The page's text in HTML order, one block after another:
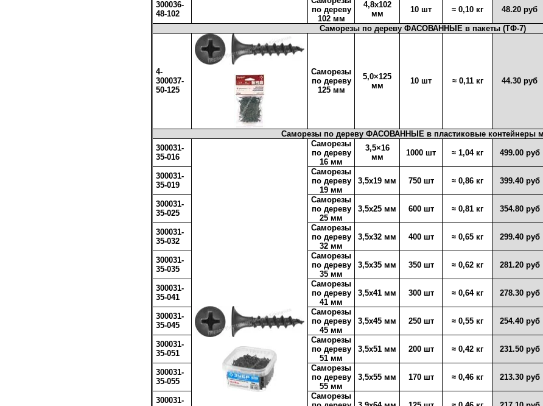
300036-
48-102
по дереву
102 мм
4,8х102
мм
10 шт ≈ 0,10 кг 48.20 руб
Саморезы по дереву ФАСОВАННЫЕ в пакеты (ТФ-7)
4-
300037-
50-125
Саморезы
по дереву
125 мм
5,0×125
мм
10 шт ≈ 0,11 кг 44.30 руб
Саморезы по дереву ФАСОВАННЫЕ в пластиковые контейнеры
300031-
35-016
Саморезы
по дереву
16 мм
3,5×16
мм
1000 шт ≈ 1,04 кг 499.00 руб
300031-
35-019
Саморезы
по дереву
19 мм
3,5х19 мм 750 шт ≈ 0,86 кг 399.40 руб
300031-
35-025
Саморезы
по дереву
25 мм
3,5х25 мм 600 шт ≈ 0,81 кг 354.80 руб
300031-
35-032
Саморезы
по дереву
32 мм
3,5х32 мм 400 шт ≈ 0,65 кг 299.40 руб
300031-
35-035
Саморезы
по дереву
35 мм
3,5х35 мм 350 шт ≈ 0,62 кг 281.20 руб
300031-
35-041
Саморезы
по дереву
41 мм
3,5х41 мм 300 шт ≈ 0,64 кг 278.30 руб
300031-
35-045
Саморезы
по дереву
45 мм
3,5х45 мм 250 шт ≈ 0,55 кг 254.40 руб
300031-
35-051
Саморезы
по дереву
51 мм
3,5х51 мм 200 шт ≈ 0,42 кг 231.50 руб
300031-
35-055
Саморезы
по дереву
55 мм
3,5х55 мм 170 шт ≈ 0,46 кг 213.30 руб
300031-
Саморезы